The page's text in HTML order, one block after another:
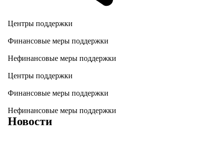
Центры поддержки
Финансовые меры поддержки
Нефинансовые меры поддержки
Центры поддержки
Финансовые меры поддержки
Нефинансовые меры поддержки
Новости